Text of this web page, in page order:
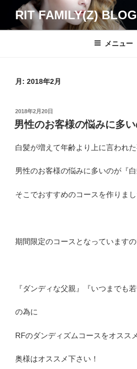
テ
RIT FAMILY(Z) BLOG
メニュー
月: 2018年2月
投
稿
日:
2018年2月20日
男性のお客様の悩みに多い
白髪が増えて年齢より上に言われ
男性のお客様の悩みに多いのが『白
そこでおすすめのコースを作りまし
期間限定のコースとなっています
『ダンディな父親』『いつまでも若
の為に
RFのダンディズムコースをオスス
奥様はオススメ下さい！